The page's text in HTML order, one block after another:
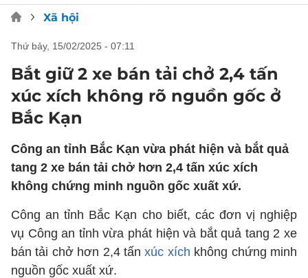
Xã hội
thứ bảy, 15/02/2025 - 07:11
Bắt giữ 2 xe bán tải chở 2,4 tấn
xúc xích không rõ nguồn gốc ở
Bắc Kạn
Công an tỉnh Bắc Kạn vừa phát hiện và bắt quả
tang 2 xe bán tải chở hơn 2,4 tấn xúc xích
không chứng minh nguồn gốc xuất xứ.
Công an tỉnh Bắc Kạn cho biết, các đơn vị nghiệp
vụ Công an tỉnh vừa phát hiện và bắt quả tang 2 xe
bán tải chở hơn 2,4 tấnxúc xích không chứng minh
nguồn gốc xuất xứ.